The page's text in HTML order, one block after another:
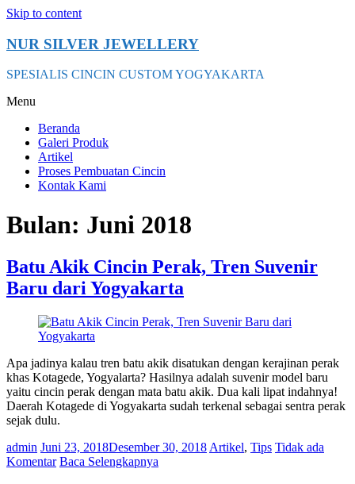
Skip to content
NUR SILVER JEWELLERY
SPESIALIS CINCIN CUSTOM YOGYAKARTA
Menu
Beranda
Galeri Produk
Artikel
Proses Pembuatan Cincin
Kontak Kami
Bulan: Juni 2018
Batu Akik Cincin Perak, Tren Suvenir
Baru dari Yogyakarta
Apa jadinya kalau tren batu akik disatukan dengan kerajinan perak
khas Kotagede, Yogyalarta? Hasilnya adalah suvenir model baru
yaitu cincin perak dengan mata batu akik. Dua kali lipat indahnya!
Daerah Kotagede di Yogyakarta sudah terkenal sebagai sentra perak
sejak dulu.
admin Juni 23, 2018Desember 30, 2018 Artikel, Tips Tidak ada
Komentar Baca Selengkapnya